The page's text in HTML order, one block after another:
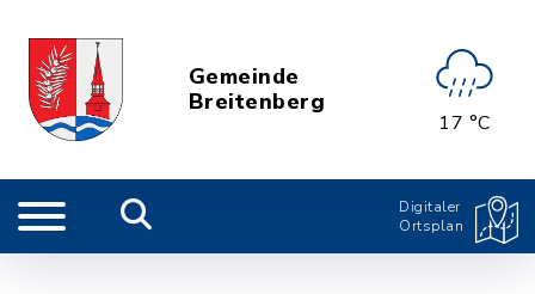
Gemeinde
Breitenberg
17 °C
Digitaler
Ortsplan